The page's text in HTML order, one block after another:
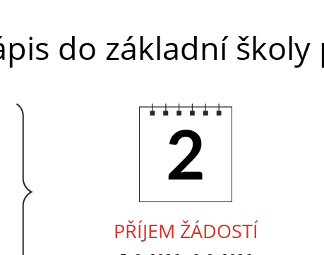
do základní
PŘÍJEM ŽÁDOSTÍ